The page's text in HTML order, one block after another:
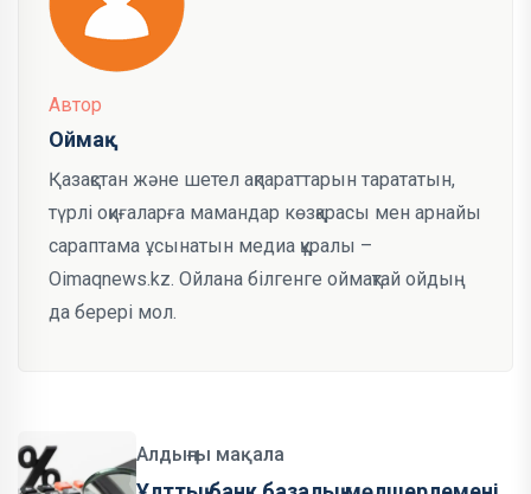
Автор
Оймақ
Қазақстан және шетел ақпараттарын тарататын,
түрлі оқиғаларға мамандар көзқарасы мен арнайы
сараптама ұсынатын медиа құралы –
Oimaqnews.kz. Ойлана білгенге оймақтай ойдың
да берері мол.
Алдыңғы мақала